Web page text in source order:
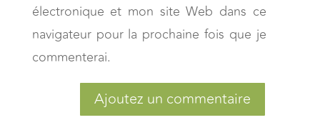
électronique et mon site Web dans ce
navigateur pour la prochaine fois que je
commenterai.
Ajoutez un commentaire